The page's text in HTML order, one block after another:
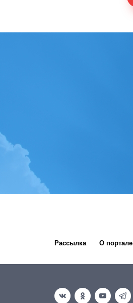
Рассылка О портале